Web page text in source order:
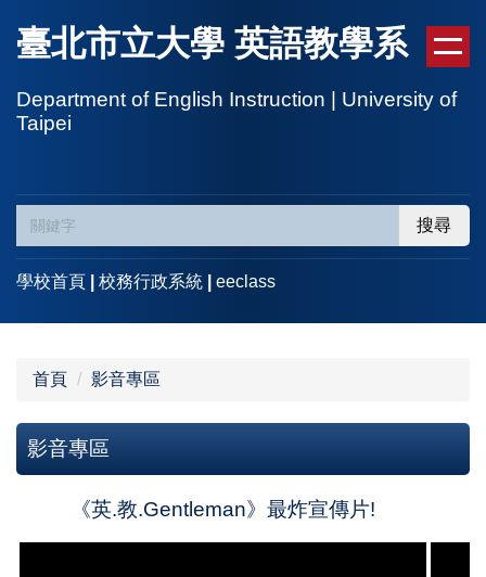
到
要
內
臺北市立大學 英語教學系
Department of English Instruction | University of
Taipei
搜尋
學校首頁 校務行政系統 eeclass
首頁 影音專區
影音專區
《英.教.Gentleman》最炸宣傳片!